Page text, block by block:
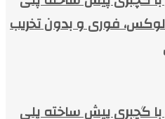
لوکس، فوری و بدون تخریب
با گچبری پیش ساخته پلی